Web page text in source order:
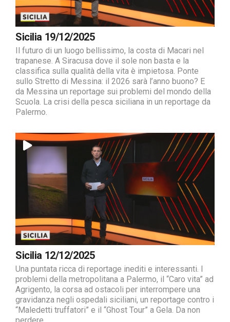
Sicilia 19/12/2025
Il futuro di un luogo bellissimo, la costa di Macari nel
trapanese. A Siracusa dove il sole non basta e la
classifica sulla qualità della vita è impietosa. Ponte
sullo Stretto di Messina: il 2026 sarà l’anno buono? E
da Messina un reportage sui problemi del mondo della
Scuola. La crisi della pesca siciliana in un reportage da
Palermo.
Sicilia 12/12/2025
Una puntata ricca di reportage inediti e interessanti. I
problemi della metropolitana a Palermo, il “Caro vita” ad
Agrigento, la corsa ad ostacoli per interrompere una
gravidanza negli ospedali siciliani, un reportage contro i
“Maledetti truffatori” e il “Ghost Tour” a Gela. Da non
perdere.